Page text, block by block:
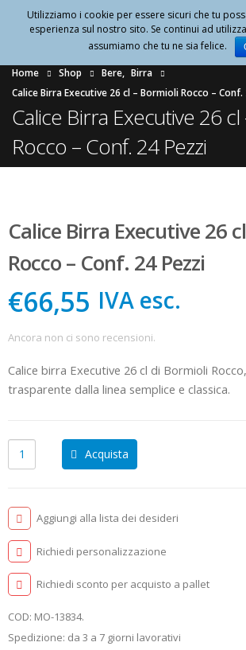
Home Shop Bere, Birra
Calice Birra Executive 26 cl – Bormioli Rocco – Conf.
Calice Birra Executive 26
Rocco – Conf. 24 Pezzi
Calice Birra Executive 26
Rocco – Conf. 24 Pezzi
€66,55 IVA esc.
Ancora non ci sono recensioni.
Calice birra Executive 26 cl di Bormioli
trasparente dalla linea semplice e classica.
Acquista
Aggiungi alla lista dei desideri
Richiedi personalizzazione
Richiedi sconto per acquisto a pallet
COD: MO-13834.
Spedizione: da 3 a 7 giorni lavorativi
Utilizziamo i cookie per essere sicuri che tu
esperienza sul nostro sito. Se continui ad
assumiamo che tu ne sia felice.